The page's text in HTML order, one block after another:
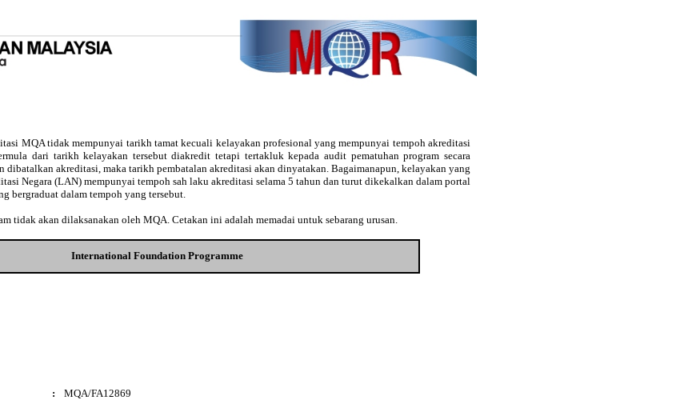
MQA tidak mempunyai tarikh tamat kecuali kelayakan profesional yang mempunyai tempoh akreditasi
dari tarikh kelayakan tersebut diakredit tetapi tertakluk kepada audit pematuhan program secara
dibatalkan akreditasi, maka tarikh pembatalan akreditasi akan dinyatakan. Bagaimanapun, kelayakan yang
Negara (LAN) mempunyai tempoh sah laku akreditasi selama 5 tahun dan turut dikekalkan dalam portal
bergraduat dalam tempoh yang tersebut.
tidak akan dilaksanakan oleh MQA. Cetakan ini adalah memadai untuk sebarang urusan.
International Foundation Programme
:
MQA/FA12869